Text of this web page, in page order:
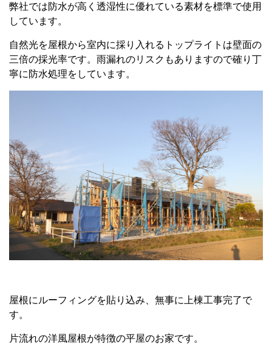
弊社では防水が高く透湿性に優れている素材を標準で使用
しています。
自然光を屋根から室内に採り入れるトップライトは壁面の
三倍の採光率です。雨漏れのリスクもありますので確り丁
寧に防水処理をしています。
屋根にルーフィングを貼り込み、無事に上棟工事完了で
す。
片流れの洋風屋根が特徴の平屋のお家です。